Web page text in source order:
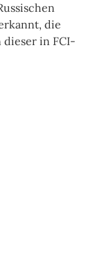
die
dieser in FCI-